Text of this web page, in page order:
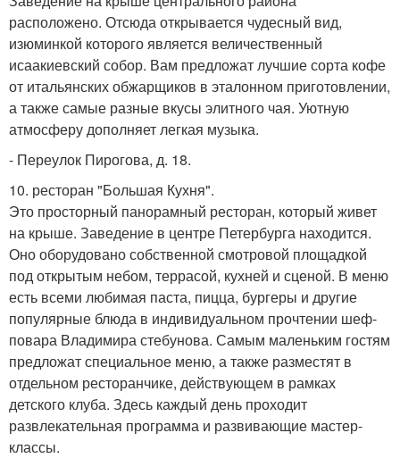
расположено. Отсюда открывается чудесный вид,
изюминкой которого является величественный
исаакиевский собор. Вам предложат лучшие сорта кофе
от итальянских обжарщиков в эталонном приготовлении,
а также самые разные вкусы элитного чая. Уютную
атмосферу дополняет легкая музыка.
- Переулок Пирогова, д. 18.
10. ресторан "Большая Кухня".
Это просторный панорамный ресторан, который живет
на крыше. Заведение в центре Петербурга находится.
Оно оборудовано собственной смотровой площадкой
под открытым небом, террасой, кухней и сценой. В меню
есть всеми любимая паста, пицца, бургеры и другие
популярные блюда в индивидуальном прочтении шеф-
повара Владимира стебунова. Самым маленьким гостям
предложат специальное меню, а также разместят в
отдельном ресторанчике, действующем в рамках
детского клуба. Здесь каждый день проходит
развлекательная программа и развивающие мастер-
классы.